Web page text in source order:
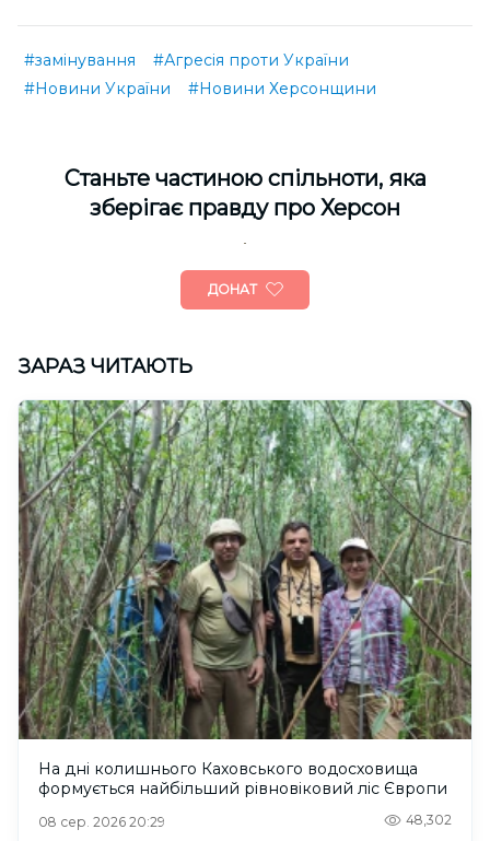
#замінування
#Агресія проти України
#Новини України
#Новини Херсонщини
Cтаньте частиною спільноти, яка
зберігає правду про Херсон
ДОНАТ
ЗАРАЗ ЧИТАЮТЬ
На дні колишнього Каховського водосховища
формується найбільший рівновіковий ліс Європи
08 сер. 2026 20:29 48,302